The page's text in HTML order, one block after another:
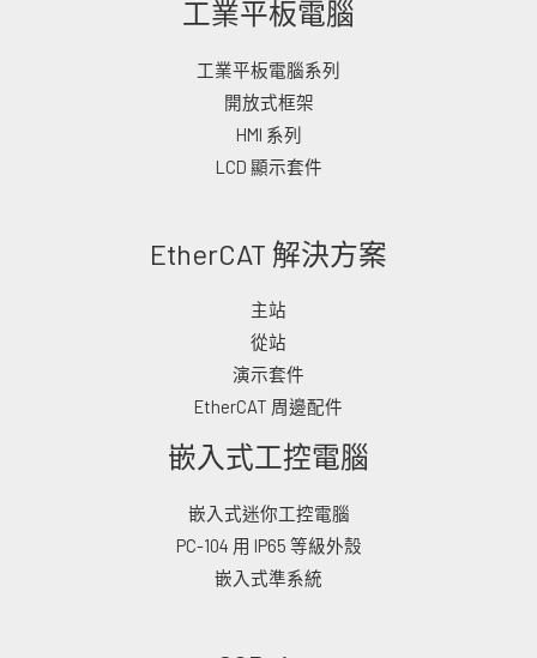
工業平板電腦
工業平板電腦系列
開放式框架
HMI 系列
LCD 顯示套件
EtherCAT 解決方案
主站
從站
演示套件
EtherCAT 周邊配件
嵌入式工控電腦
嵌入式迷你工控電腦
PC-104 用 IP65 等級外殼
嵌入式準系統